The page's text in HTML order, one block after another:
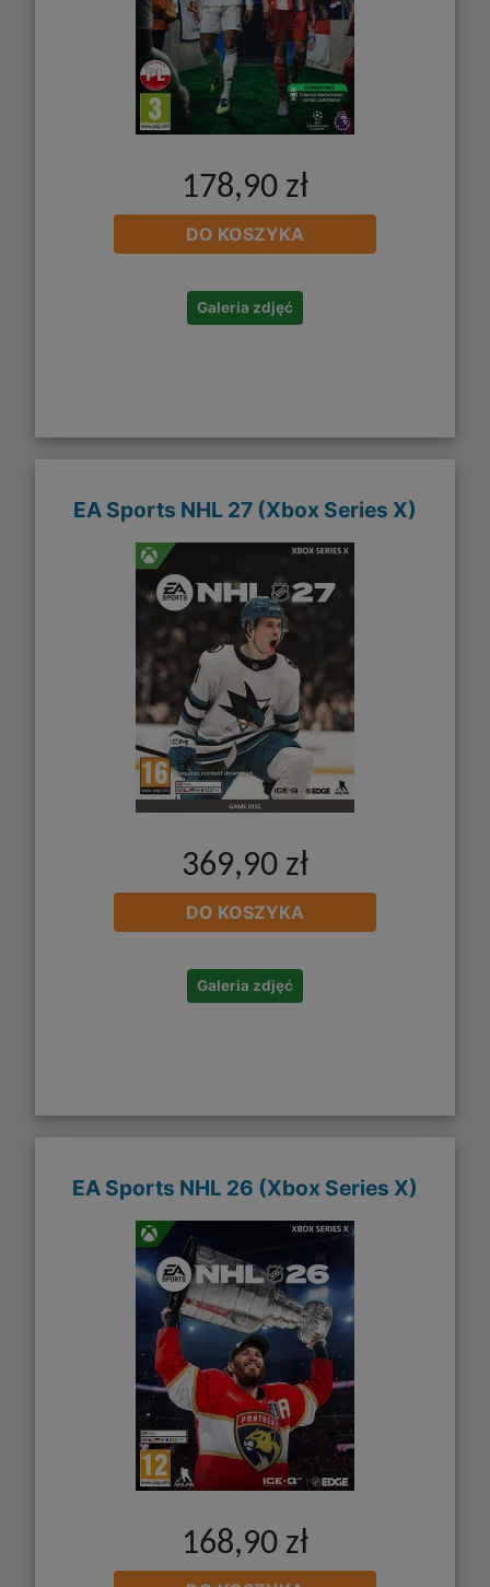
178,90 zł
DO KOSZYKA
Galeria zdjęć
EA Sports NHL 27 (Xbox Series X)
369,90 zł
DO KOSZYKA
Galeria zdjęć
EA Sports NHL 26 (Xbox Series X)
168,90 zł